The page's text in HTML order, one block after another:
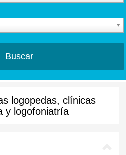
Buscar
logopedas, clínicas
y logofoniatría